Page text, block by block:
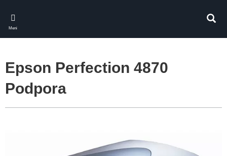
main
content
Meni
Epson Perfection 4870
Podpora